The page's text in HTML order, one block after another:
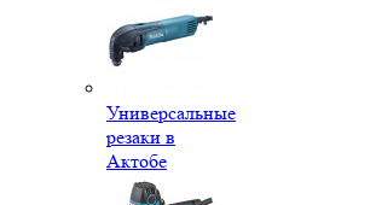
Универсальные
резаки в
Актобе